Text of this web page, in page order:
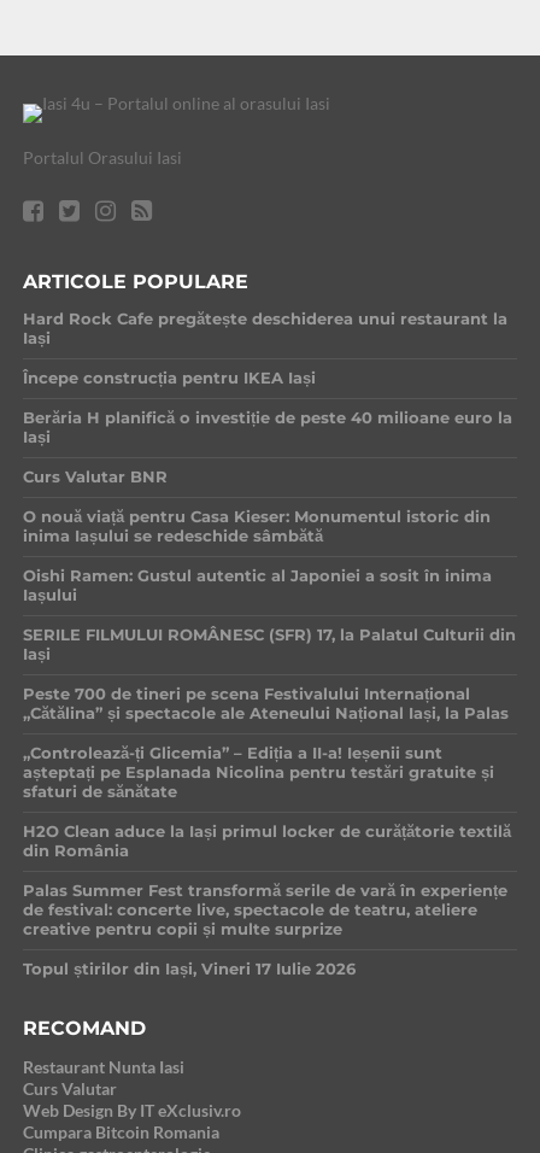
Portalul Orasului Iasi
ARTICOLE POPULARE
Hard Rock Cafe pregătește deschiderea unui restaurant la
Iași
Începe construcția pentru IKEA Iași
Berăria H planifică o investiție de peste 40 milioane euro la
Iași
Curs Valutar BNR
O nouă viață pentru Casa Kieser: Monumentul istoric din
inima Iașului se redeschide sâmbătă
Oishi Ramen: Gustul autentic al Japoniei a sosit în inima
Iașului
SERILE FILMULUI ROMÂNESC (SFR) 17, la Palatul Culturii din
Iași
Peste 700 de tineri pe scena Festivalului Internațional
„Cătălina” și spectacole ale Ateneului Național Iași, la Palas
„Controlează-ți Glicemia” – Ediția a II-a! Ieșenii sunt
așteptați pe Esplanada Nicolina pentru testări gratuite și
sfaturi de sănătate
H2O Clean aduce la Iași primul locker de curățătorie textilă
din România
Palas Summer Fest transformă serile de vară în experiențe
de festival: concerte live, spectacole de teatru, ateliere
creative pentru copii și multe surprize
Topul știrilor din Iași, Vineri 17 Iulie 2026
RECOMAND
Restaurant Nunta Iasi
Curs Valutar
Web Design By IT eXclusiv.ro
Cumpara Bitcoin Romania